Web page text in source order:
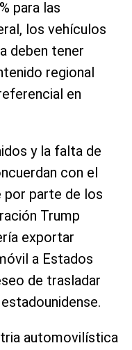
para las
los vehículos
deben tener
regional
en
y la falta de
con el
parte de los
Trump
exportar
a Estados
de trasladar
automovilística